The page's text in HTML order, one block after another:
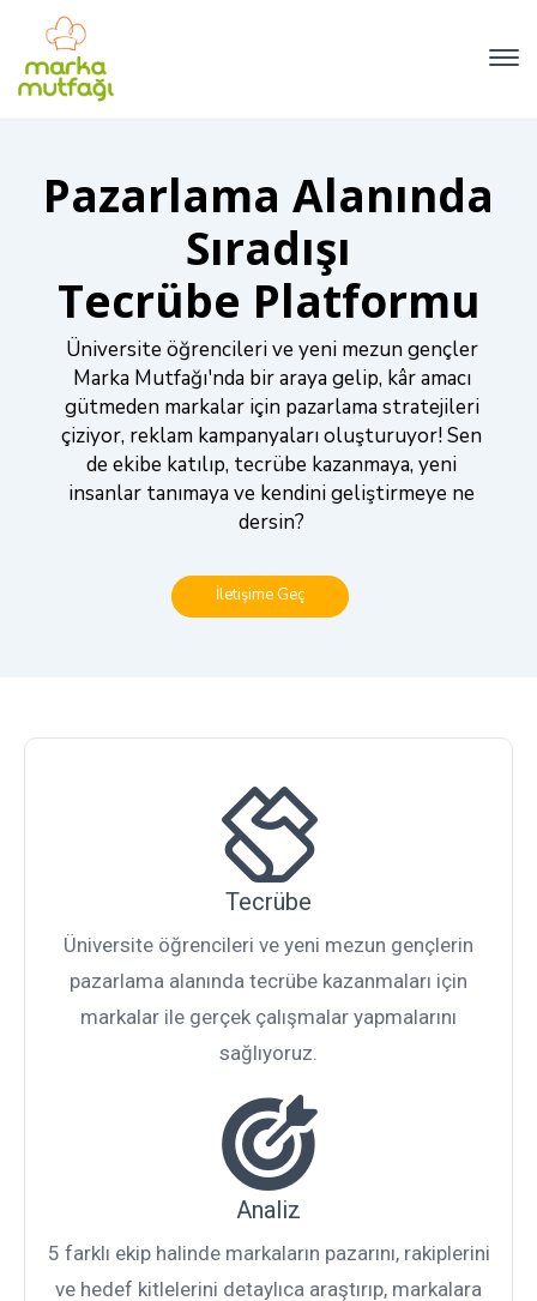
Pazarlama Alanında
Sıradışı
Tecrübe Platformu
Üniversite öğrencileri ve yeni mezun gençler
Marka Mutfağı'nda bir araya gelip, kâr amacı
gütmeden markalar için pazarlama stratejileri
çiziyor, reklam kampanyaları oluşturuyor! Sen
de ekibe katılıp, tecrübe kazanmaya, yeni
insanlar tanımaya ve kendini geliştirmeye ne
dersin?
İletişime Geç
Tecrübe
Üniversite öğrencileri ve yeni mezun gençlerin
pazarlama alanında tecrübe kazanmaları için
markalar ile gerçek çalışmalar yapmalarını
sağlıyoruz.
Analiz
5 farklı ekip halinde markaların pazarını, rakiplerini
ve hedef kitlelerini detaylıca araştırıp, markalara